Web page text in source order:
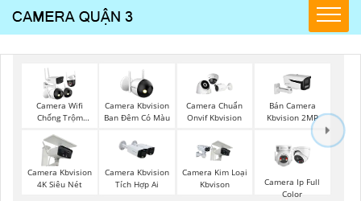
Camera Wifi
Chống Trộm
Camera Kbvision
Ban Đêm Có Màu
Camera Chuẩn
Onvif Kbvision
Bán Camera
Kbvision 2MP
Camera Kbvision
4K Siêu Nét
Camera Kbvision
Tích Hợp Ai
Camera Kim Loại
Kbvison
Camera Ip Full
Color